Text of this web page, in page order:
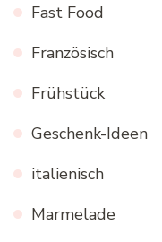
Fast Food
Französisch
Frühstück
Geschenk-Ideen
italienisch
Marmelade